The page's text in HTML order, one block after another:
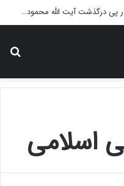
پیام تسلیت آیت الله مصباحی مقدم در پی درگذشت آیت الله محمودی گلپایگانی
اسلامی